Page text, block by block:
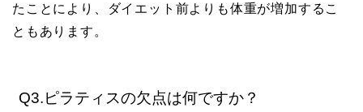
たことにより、ダイエット前よりも体重が増加するこ
ともあります。
Q3.ピラティスの欠点は何ですか？